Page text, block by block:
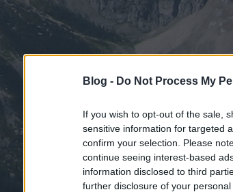
Blog - Do Not Process My
If you wish to opt-out of the sale,
sensitive information for targeted
confirm your selection. Please
continue seeing interest-based
information disclosed to third
further disclosure of your